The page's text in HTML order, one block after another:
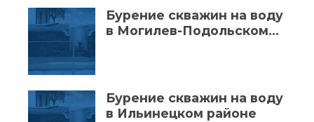
Бурение скважин на воду
в Могилев-Подольском
Бурение скважин на воду
в Ильинецком районе